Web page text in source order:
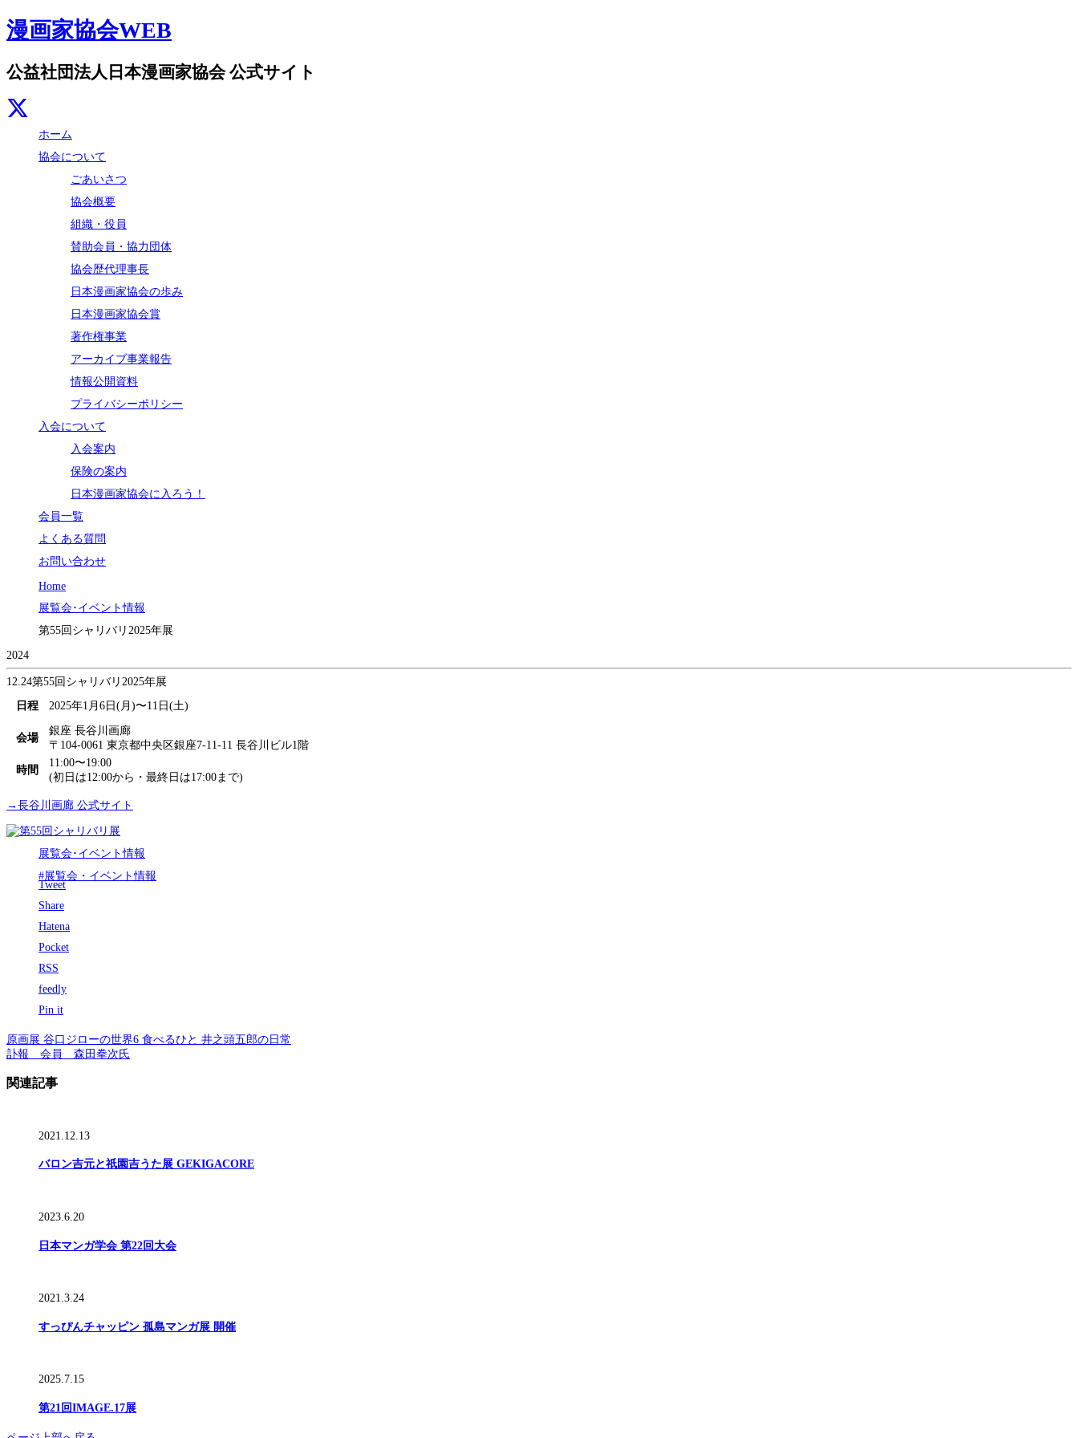
漫画家協会WEB
公益社団法人日本漫画家協会 公式サイト
ホーム
協会について
ごあいさつ
協会概要
組織・役員
賛助会員・協力団体
協会歴代理事長
日本漫画家協会の歩み
日本漫画家協会賞
著作権事業
アーカイブ事業報告
情報公開資料
プライバシーポリシー
入会について
入会案内
保険の案内
日本漫画家協会に入ろう！
会員一覧
よくある質問
お問い合わせ
Home
展覧会･イベント情報
第55回シャリバリ2025年展
2024
12.24第55回シャリバリ2025年展
日程
2025年1月6日(月)〜11日(土)
会場
銀座 長谷川画廊
〒104-0061 東京都中央区銀座7-11-11 長谷川ビル1階
時間
11:00〜19:00
(初日は12:00から・最終日は17:00まで)
→長谷川画廊 公式サイト
展覧会･イベント情報
#展覧会・イベント情報
Tweet
Share
Hatena
Pocket
RSS
feedly
Pin it
原画展 谷口ジローの世界6 食べるひと 井之頭五郎の日常
訃報 会員 森田拳次氏
関連記事
2021.12.13
バロン吉元と祇園吉うた展 GEKIGACORE
2023.6.20
日本マンガ学会 第22回大会
2021.3.24
すっぴんチャッピン 孤島マンガ展 開催
2025.7.15
第21回IMAGE.17展